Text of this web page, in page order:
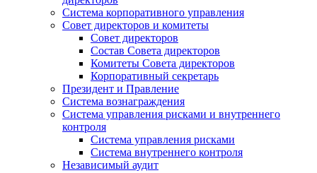
Система корпоративного управления
Совет директоров и комитеты
Совет директоров
Состав Совета директоров
Комитеты Совета директоров
Корпоративный секретарь
Президент и Правление
Система вознаграждения
Система управления рисками и внутреннего
контроля
Система управления рисками
Система внутреннего контроля
Независимый аудит